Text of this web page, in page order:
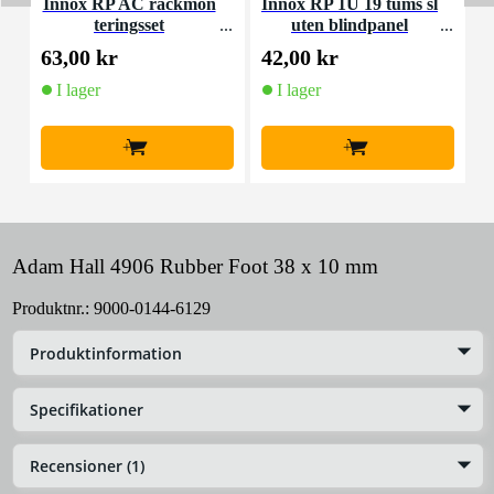
Innox RP AC rackmon
teringsset
63,00 kr
I lager
+
Innox RP 1U 19 tums sl
uten blindpanel
42,00 kr
I lager
+
Adam Hall 4906 Rubber Foot 38 x 10 mm
Produktnr.: 9000-0144-6129
Produktinformation
Specifikationer
Recensioner (1)